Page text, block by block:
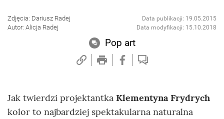
Zdjęcia: Dariusz Radej
Autor: Alicja Radej
Data publikacji: 19.05.2015
Data modyfikacji: 15.10.2018
Pop art
Jak twierdzi projektantka Klementyna Frydrych
kolor to najbardziej spektakularna naturalna